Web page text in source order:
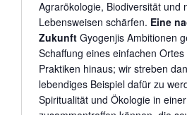
Agrarökologie, Biodiversität und
Lebensweisen schärfen. Eine
ZukunftGyogenjis Ambitionen
Schaffung eines einfachen
Praktiken hinaus; wir streben
lebendiges Beispiel dafür zu
Spiritualität und Ökologie in